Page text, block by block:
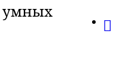
умных